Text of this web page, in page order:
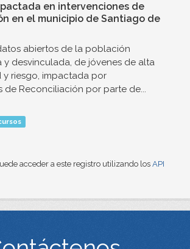
en intervenciones de
en el municipio de Santiago de
abiertos de la población
y desvinculada, de jóvenes de alta
y riesgo, impactada por
de Reconciliación por parte de...
acceder a este registro utilizando los API